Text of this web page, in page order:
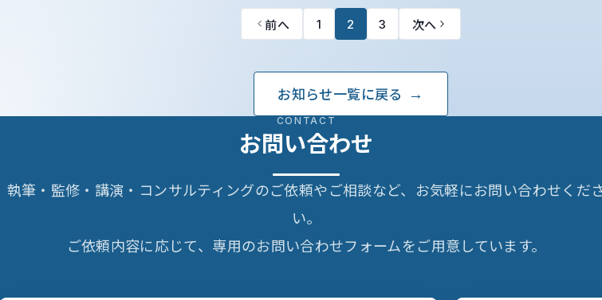
前へ 1 2 3 次へ
お知らせ一覧に戻る
CONTACT
お問い合わせ
執筆・監修・講演・コンサルティングのご依頼やご相談など、お気軽にお問い合わせくだ
い。
ご依頼内容に応じて、専用のお問い合わせフォームをご用意しています。